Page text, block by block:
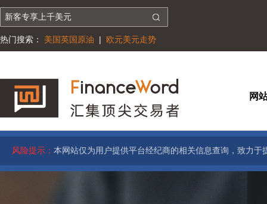
热门搜索： 美国英国原油 | 欧元美元走势
网
风险提示： 本网站仅为用户提供平台经纪商的相关信息查询，致力